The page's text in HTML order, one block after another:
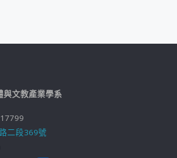
與文教產業學系
二段369號